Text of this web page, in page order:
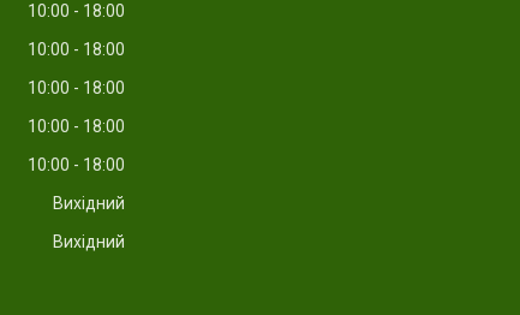
10:00
18:00
10:00
18:00
10:00
18:00
10:00
18:00
10:00
18:00
Вихідний
Вихідний